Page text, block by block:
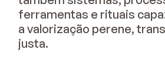
ferramentas e rituais
a valorização perene,
justa.